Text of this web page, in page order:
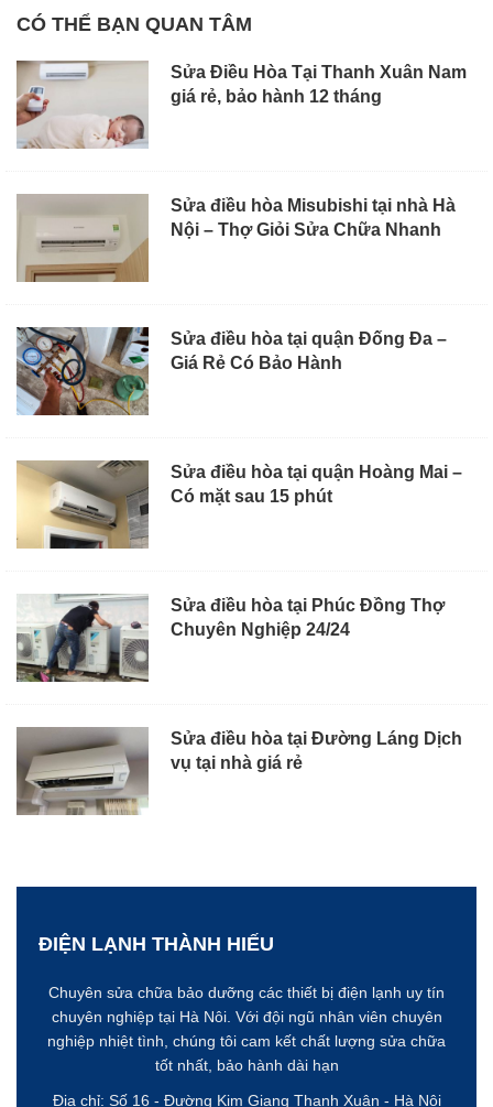
CÓ THỂ BẠN QUAN TÂM
Sửa Điều Hòa Tại Thanh Xuân Nam
giá rẻ, bảo hành 12 tháng
Sửa điều hòa Misubishi tại nhà Hà
Nội – Thợ Giỏi Sửa Chữa Nhanh
Sửa điều hòa tại quận Đống Đa –
Giá Rẻ Có Bảo Hành
Sửa điều hòa tại quận Hoàng Mai –
Có mặt sau 15 phút
Sửa điều hòa tại Phúc Đồng Thợ
Chuyên Nghiệp 24/24
Sửa điều hòa tại Đường Láng Dịch
vụ tại nhà giá rẻ
ĐIỆN LẠNH THÀNH HIẾU
Chuyên sửa chữa bảo dưỡng các thiết bị điện lạnh uy tín
chuyên nghiệp tại Hà Nôi. Với đội ngũ nhân viên chuyên
nghiệp nhiệt tình, chúng tôi cam kết chất lượng sửa chữa
tốt nhất, bảo hành dài hạn
Địa chỉ: Số 16 - Đường Kim Giang Thanh Xuân - Hà Nội